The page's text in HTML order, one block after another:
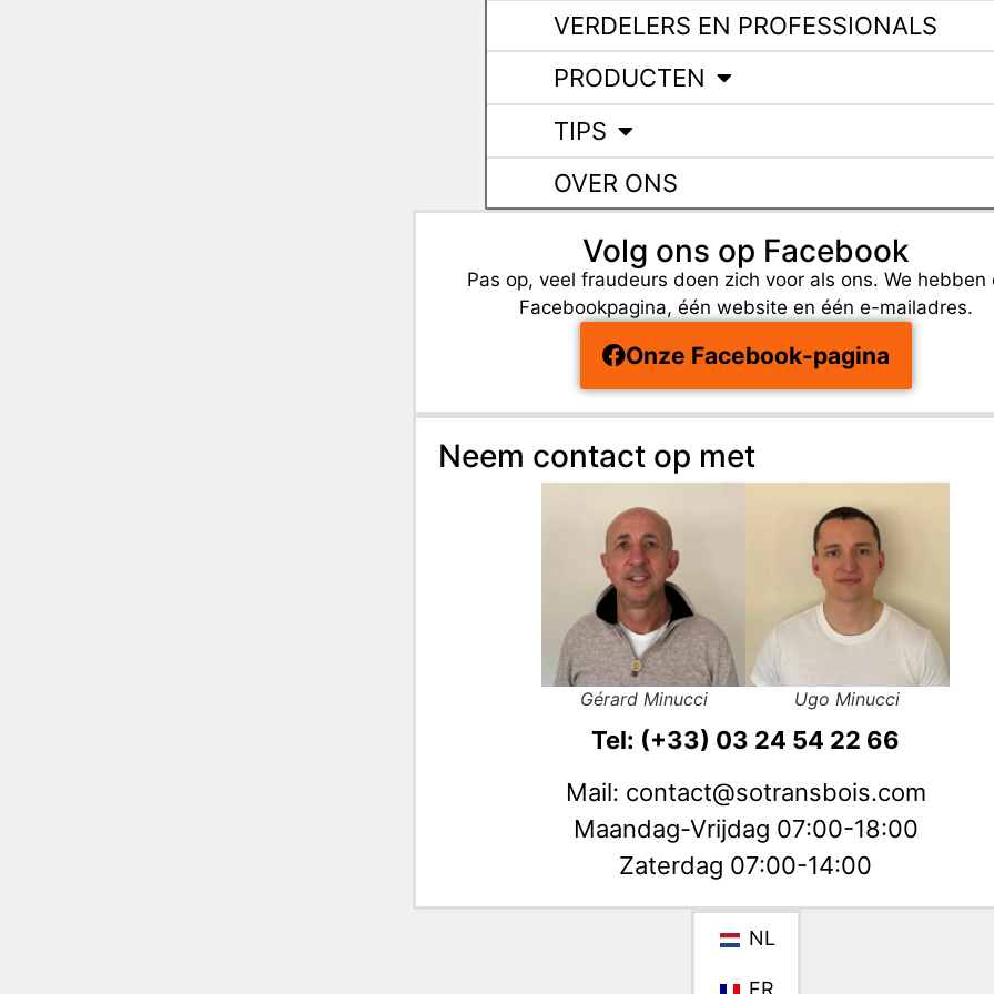
VERDELERS EN PROFESSIONALS
PRODUCTEN
TIPS
OVER ONS
Volg ons op Facebook
Pas op, veel fraudeurs doen zich voor als ons. We hebben
Facebookpagina, één website en één e-mailadres.
Onze Facebook-pagina
Neem contact op met
Gérard Minucci Ugo Minucci
Tel: (+33) 03 24 54 22 66
Mail: contact@sotransbois.com
Maandag-Vrijdag 07:00-18:00
Zaterdag 07:00-14:00
NL
FR